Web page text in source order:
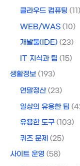
클라우드 컴퓨팅 (11)
WEB/WAS (10)
개발툴(IDE) (23)
IT 지식과 팁 (15)
생활정보 (193)
연말정산(23)
일상의 유용한 팁
유용한 도구 (103)
퀴즈 문제 (25)
사이트 운영 (58)